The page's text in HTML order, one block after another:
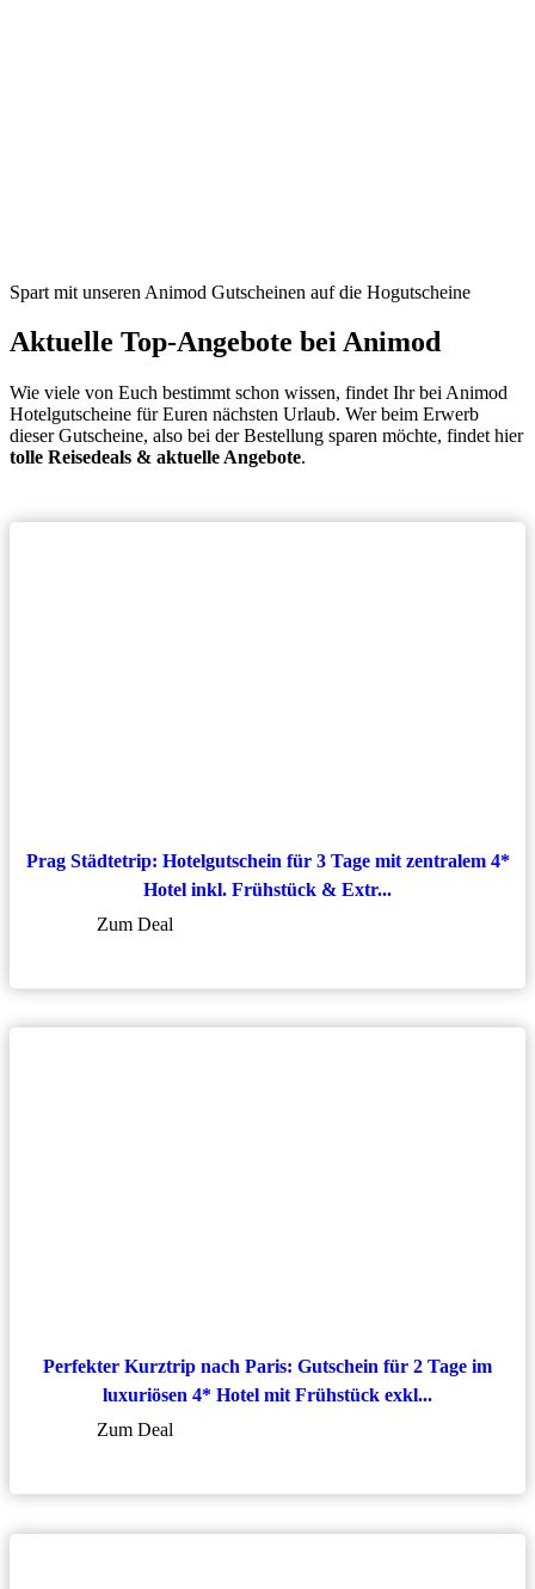
Spart mit unseren Animod Gutscheinen auf die Hogutscheine
Aktuelle Top-Angebote bei Animod
Wie viele von Euch bestimmt schon wissen, findet Ihr bei Animod
Hotelgutscheine für Euren nächsten Urlaub. Wer beim Erwerb
dieser Gutscheine, also bei der Bestellung sparen möchte, findet hier
tolle Reisedeals & aktuelle Angebote.
Prag Städtetrip: Hotelgutschein für 3 Tage mit zentralem 4*
Hotel inkl. Frühstück & Extr...
Zum Deal
Perfekter Kurztrip nach Paris: Gutschein für 2 Tage im
luxuriösen 4* Hotel mit Frühstück exkl...
Zum Deal